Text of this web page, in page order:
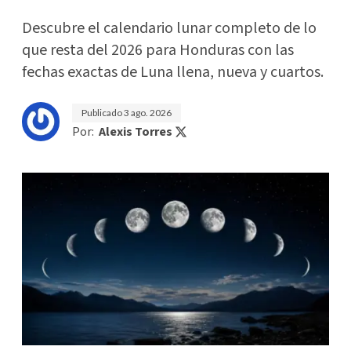
Descubre el calendario lunar completo de lo
que resta del 2026 para Honduras con las
fechas exactas de Luna llena, nueva y cuartos.
Publicado3 ago. 2026
Por: Alexis Torres